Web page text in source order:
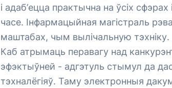
і адаб’ецца практычна на ўсіх
часе. Інфармацыйная магістраль
маштабах, чым вылічальную
Каб атрымаць перавагу над
эфэктыўней - адгэтуль стымул да
тэхналёгіяў. Таму электронныя